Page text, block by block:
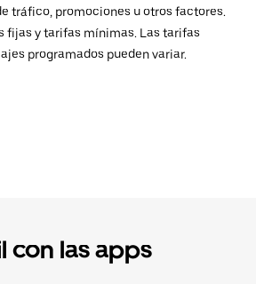
tráfico, promociones u otros factores.
fijas y tarifas mínimas. Las tarifas
programados pueden variar.
con las apps